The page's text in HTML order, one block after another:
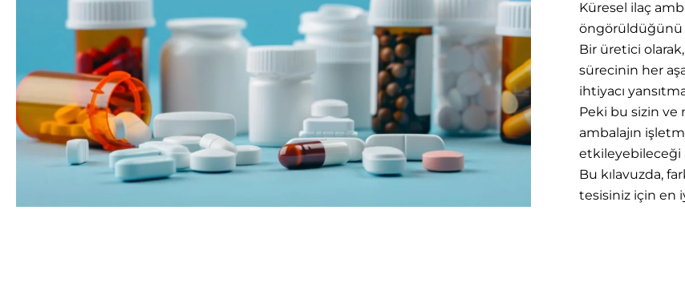
Küresel ilaç
öngörüldüğünü
Bir üretici
sürecinin her
ihtiyacı
Peki bu sizin ve
ambalajın
etkileyebileceği
Bu kılavuzda,
tesisiniz için en